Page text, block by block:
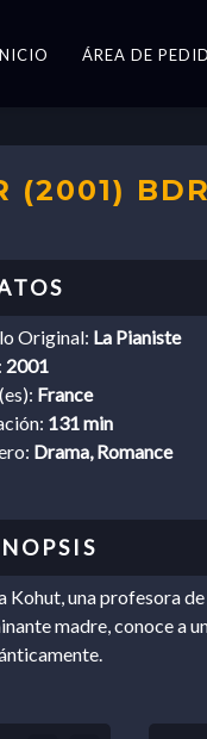
ÁREA DE
(2001)
Original: La Pianiste
2001
France
131 min
Drama, Romance
Kohut, una profesora
madre, conoce a